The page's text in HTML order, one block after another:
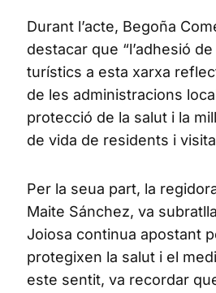
Durant l’acte, Begoña
destacar que “l’adhesió
turístics a esta xarxa
de les administracions
protecció de la salut i la
de vida de residents i
Per la seua part, la
Maite Sánchez, va
Joiosa continua apostant
protegixen la salut i el
este sentit, va recordar